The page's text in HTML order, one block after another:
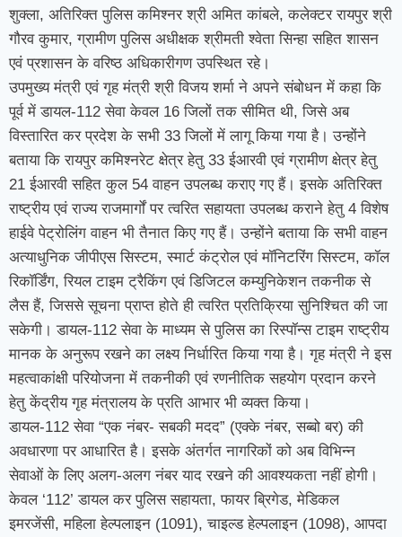
शुक्ला, अतिरिक्त पुलिस कमिश्नर श्री अमित कांबले, कलेक्टर रायपुर श्री
गौरव कुमार, ग्रामीण पुलिस अधीक्षक श्रीमती श्वेता सिन्हा सहित शासन
एवं प्रशासन के वरिष्ठ अधिकारीगण उपस्थित रहे।
उपमुख्य मंत्री एवं गृह मंत्री श्री विजय शर्मा ने अपने संबोधन में कहा कि
पूर्व में डायल-112 सेवा केवल 16 जिलों तक सीमित थी, जिसे अब
विस्तारित कर प्रदेश के सभी 33 जिलों में लागू किया गया है। उन्होंने
बताया कि रायपुर कमिश्नरेट क्षेत्र हेतु 33 ईआरवी एवं ग्रामीण क्षेत्र हेतु
21 ईआरवी सहित कुल 54 वाहन उपलब्ध कराए गए हैं। इसके अतिरिक्त
राष्ट्रीय एवं राज्य राजमार्गों पर त्वरित सहायता उपलब्ध कराने हेतु 4 विशेष
हाईवे पेट्रोलिंग वाहन भी तैनात किए गए हैं। उन्होंने बताया कि सभी वाहन
अत्याधुनिक जीपीएस सिस्टम, स्मार्ट कंट्रोल एवं मॉनिटरिंग सिस्टम, कॉल
रिकॉर्डिंग, रियल टाइम ट्रैकिंग एवं डिजिटल कम्युनिकेशन तकनीक से
लैस हैं, जिससे सूचना प्राप्त होते ही त्वरित प्रतिक्रिया सुनिश्चित की जा
सकेगी। डायल-112 सेवा के माध्यम से पुलिस का रिस्पॉन्स टाइम राष्ट्रीय
मानक के अनुरूप रखने का लक्ष्य निर्धारित किया गया है। गृह मंत्री ने इस
महत्वाकांक्षी परियोजना में तकनीकी एवं रणनीतिक सहयोग प्रदान करने
हेतु केंद्रीय गृह मंत्रालय के प्रति आभार भी व्यक्त किया।
डायल-112 सेवा “एक नंबर- सबकी मदद” (एक्के नंबर, सब्बो बर) की
अवधारणा पर आधारित है। इसके अंतर्गत नागरिकों को अब विभिन्न
सेवाओं के लिए अलग-अलग नंबर याद रखने की आवश्यकता नहीं होगी।
केवल ‘112’ डायल कर पुलिस सहायता, फायर ब्रिगेड, मेडिकल
इमरजेंसी, महिला हेल्पलाइन (1091), चाइल्ड हेल्पलाइन (1098), आपदा